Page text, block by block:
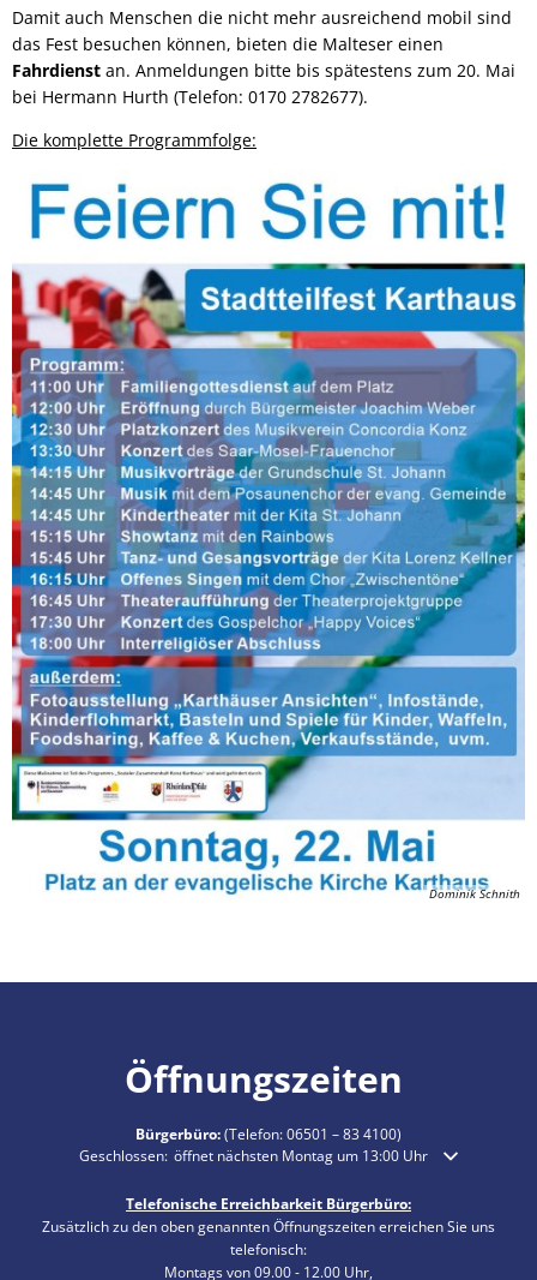
Damit auch Menschen die nicht mehr ausreichend mobil sind
das Fest besuchen können, bieten die Malteser einen
Fahrdienst an. Anmeldungen bitte bis spätestens zum 20. Mai
bei Hermann Hurth (Telefon: 0170 2782677).
Die komplette Programmfolge:
Dominik Schnith
Öffnungszeiten
Bürgerbüro:(Telefon:06501 – 83 4100)
Klicken, um weitere Öffnungs- oder Schließzeiten auszublenden
Geschlossen: öffnet nächsten Montag um 13:00 Uhr
Telefonische Erreichbarkeit Bürgerbüro:
Zusätzlich zu den oben genannten Öffnungszeiten erreichen Sie uns
telefonisch:
Montags von 09.00 - 12.00 Uhr,